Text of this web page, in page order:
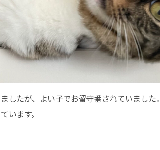
したが、よい子でお留守番されていました
います。